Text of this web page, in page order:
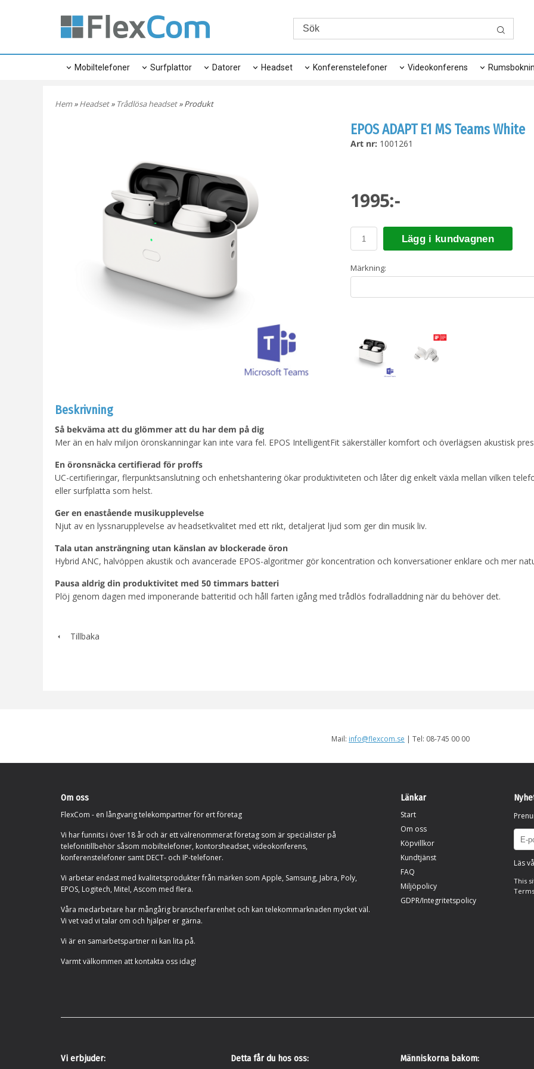
Mobiltelefoner Surfplattor Datorer Headset Konferenstelefoner Videokonferens
Hem»Headset» Trådlösa headset» Produkt
EPOS ADAPT E1 MS Teams White
Art nr:1001261
1995:-
Lägg i kundvagnen
Märkning:
Beskrivning
Så bekväma att du glömmer att du har dem på dig
Mer än en halv miljon öronskanningar kan inte vara fel. EPOS IntelligentFit säkerställer komfort och överlägsen akustisk
En öronsnäcka certifierad för proffs
UC-certifieringar, flerpunktsanslutning och enhetshantering ökar produktiviteten och låter dig enkelt växla mellan vilken
eller surfplatta som helst.
Ger en enastående musikupplevelse
Njut av en lyssnarupplevelse av headsetkvalitet med ett rikt, detaljerat ljud som ger din musik liv.
Tala utan ansträngning utan känslan av blockerade öron
Hybrid ANC, halvöppen akustik och avancerade EPOS-algoritmer gör koncentration och konversationer enklare och mer
Pausa aldrig din produktivitet med 50 timmars batteri
Plöj genom dagen med imponerande batteritid och håll farten igång med trådlös fodralladdning när du behöver det.
Tillbaka
Mail: info@flexcom.se | Tel: 08-745 00 00
Om oss
FlexCom - en långvarig telekompartner för ert företag
Vi har funnits i över 18 år och är ett välrenommerat företag som är specialister på
telefonitillbehör såsom mobiltelefoner, kontorsheadset, videokonferens,
konferenstelefoner samt DECT- och IP-telefoner.
Vi arbetar endast med kvalitetsprodukter från märken som Apple, Samsung, Jabra, Poly,
EPOS, Logitech, Mitel, Ascom med flera.
Våra medarbetare har mångårig branscherfarenhet och kan telekommarknaden mycket väl.
Vi vet vad vi talar om och hjälper er gärna.
Vi är en samarbetspartner ni kan lita på.
Varmt välkommen att kontakta oss idag!
Länkar
Start
Om oss
Köpvillkor
Kundtjänst
FAQ
Miljöpolicy
GDPR/Integritetspolicy
Läs
This
Vi erbjuder: Detta får du hos oss: Människorna bakom: